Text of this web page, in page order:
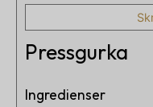
Pressgurka
Ingredienser